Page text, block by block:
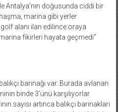
Antalya’nın doğusunda ciddi bir
marina gibi yerler
alanı ilan edilince oraya
fikirleri hayata geçmedi”
barınağı var. Burada avlanan
binde 3’ünü karşılıyorlar.
sayısı artınca balıkçı barınakları